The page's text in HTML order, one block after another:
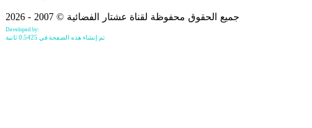
جميع الحقوق محفوظة لقناة عشتار الفضائية © 2007 - 2026
Developed by:
تم إنشاء هذه الصفحة في 0.5425 ثانية